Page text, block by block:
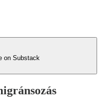
on Substack